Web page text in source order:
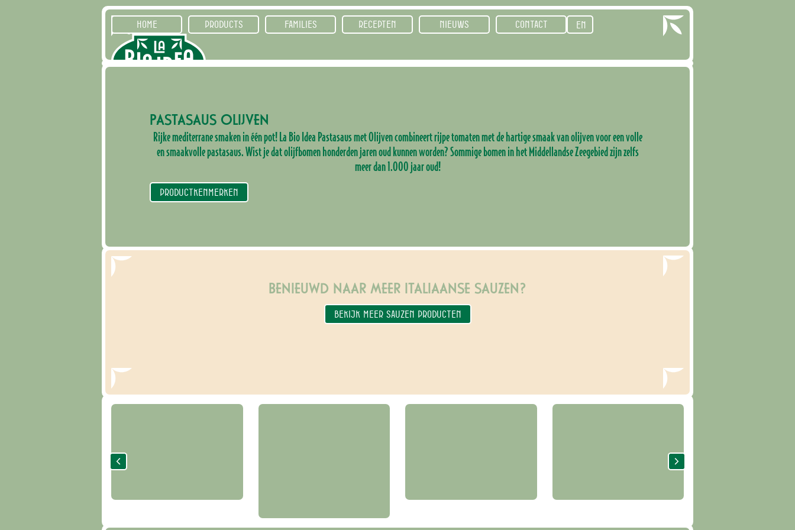
HOME PRODUCTS FAMILIES RECEPTEN NIEUWS CONTACT EN
PASTASAUS OLIJVEN
Rijke mediterrane smaken in één pot! La Bio Idea Pastasaus met Olijven combineert rijpe tomaten met de hartige smaak van olijven voor een volle
en smaakvolle pastasaus. Wist je dat olijfbomen honderden jaren oud kunnen worden? Sommige bomen in het Middellandse Zeegebied zijn zelfs
meer dan 1.000 jaar oud!
PRODUCTKENMERKEN
BENIEUWD NAAR MEER ITALIAANSE SAUZEN?
BEKIJK MEER SAUZEN PRODUCTEN